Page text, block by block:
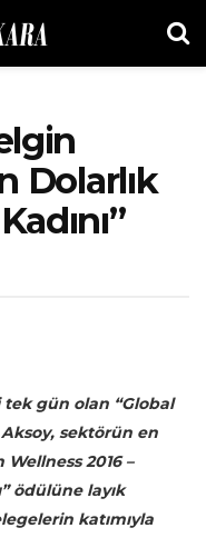
Dolarlık
gün olan “Global
sektörün en
2016 –
” ödülüne layık
katımıyla